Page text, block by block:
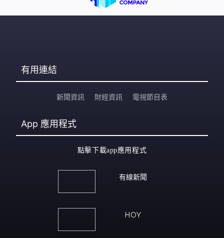
有用連結
新聞資訊 財經資訊 電視節目表
App 應用程式
點擊下載app應用程式
有線新聞
HOY